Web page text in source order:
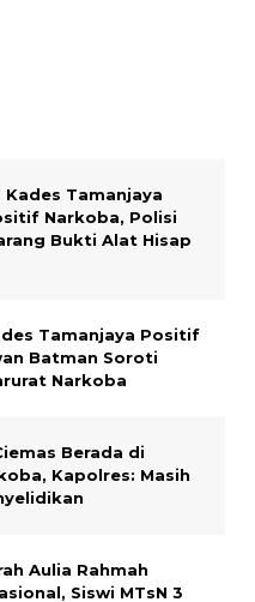
Kades Tamanjaya
Narkoba, Polisi
Bukti Alat Hisap
Tamanjaya Positif
Batman Soroti
Narkoba
Berada di
Kapolres: Masih
Aulia Rahmah
Siswi MTsN 3